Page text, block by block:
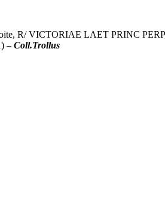
R/ VICTORIAE LAET PRINC
– Coll.Trollus